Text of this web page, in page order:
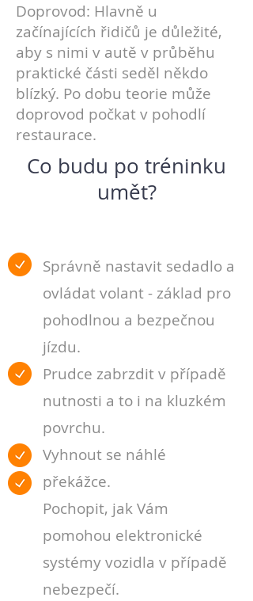
Doprovod: Hlavně u
začínajících řidičů je důležité,
aby s nimi v autě v průběhu
praktické části seděl někdo
blízký. Po dobu teorie může
doprovod počkat v pohodlí
restaurace.
Co budu po tréninku
umět?
Správně nastavit sedadlo a
ovládat volant - základ pro
pohodlnou a bezpečnou
jízdu.
Prudce zabrzdit v případě
nutnosti a to i na kluzkém
povrchu.
Vyhnout se náhlé
překážce.
Pochopit, jak Vám
pomohou elektronické
systémy vozidla v případě
nebezpečí.